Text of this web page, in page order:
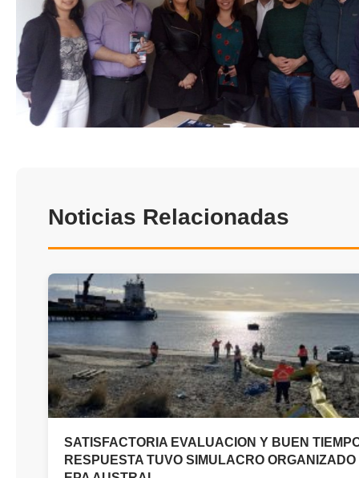
Noticias Relacionadas
SATISFACTORIA EVALUACION Y BUEN
RESPUESTA TUVO SIMULACRO ORGANIZADO